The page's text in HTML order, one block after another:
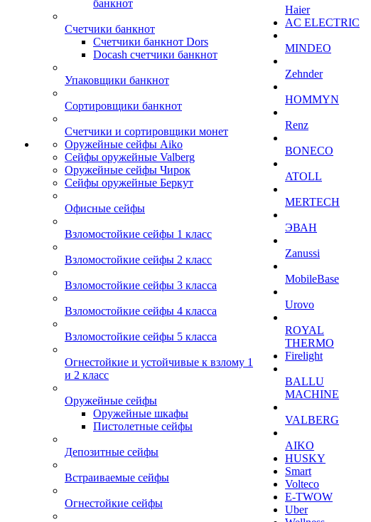
банкнот
Счетчики банкнот
Счетчики банкнот Dors
Docash счетчики банкнот
Упаковщики банкнот
Сортировщики банкнот
Счетчики и сортировщики монет
Оружейные сейфы Aiko
Сейфы оружейные Valberg
Оружейные сейфы Чирок
Сейфы оружейные Беркут
Офисные сейфы
Взломостойкие сейфы 1 класс
Взломостойкие сейфы 2 класс
Взломостойкие сейфы 3 класса
Взломостойкие сейфы 4 класса
Взломостойкие сейфы 5 класса
Огнестойкие и устойчивые к взлому 1
и 2 класс
Оружейные сейфы
Оружейные шкафы
Пистолетные сейфы
Депозитные сейфы
Встраиваемые сейфы
Огнестойкие сейфы
Haier
AC ELECTRIC
MINDEO
Zehnder
HOMMYN
Renz
BONECO
ATOLL
MERTECH
ЭВАН
Zanussi
MobileBase
Urovo
ROYAL
THERMO
Firelight
BALLU
MACHINE
VALBERG
AIKO
HUSKY
Smart
Volteco
E-TWOW
Uber